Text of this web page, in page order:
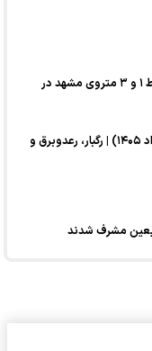
قلندر شریف خبرداد؛ بهره‌برداری از اتصال خطوط ۱ و ۳ متروی مشهد در
پیش‌بینی هواشناسی امروز (چهارشنبه، ۱۴ مرداد ۱۴۰۵) | رگبار، رعدوبرق و